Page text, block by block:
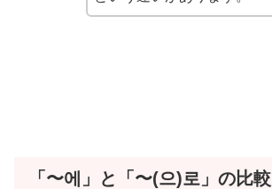
「〜에」と「〜(으)로」の比較